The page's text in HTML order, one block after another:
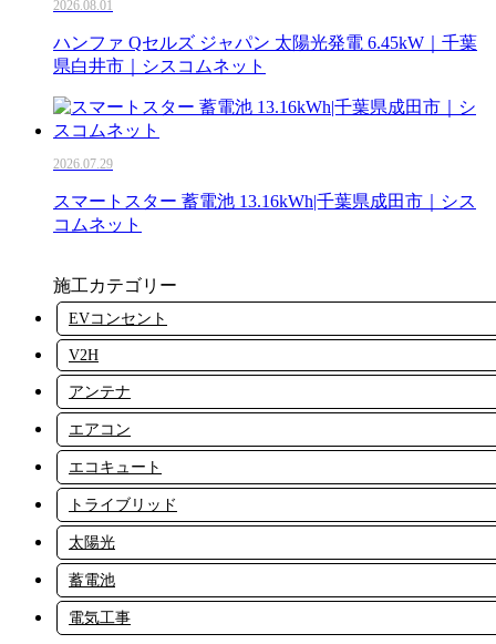
2026.08.01
ハンファ Qセルズ ジャパン 太陽光発電 6.45kW｜千葉
県白井市｜シスコムネット
2026.07.29
スマートスター 蓄電池 13.16kWh|千葉県成田市｜シス
コムネット
施工カテゴリー
EVコンセント
V2H
アンテナ
エアコン
エコキュート
トライブリッド
太陽光
蓄電池
電気工事